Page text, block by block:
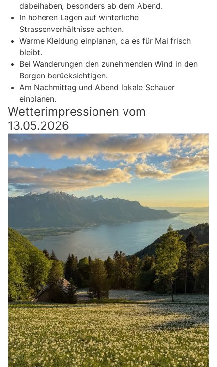
dabeihaben, besonders ab dem Abend.
In höheren Lagen auf winterliche
Strassenverhältnisse achten.
Warme Kleidung einplanen, da es für Mai frisch
bleibt.
Bei Wanderungen den zunehmenden Wind in den
Bergen berücksichtigen.
Am Nachmittag und Abend lokale Schauer
einplanen.
Wetterimpressionen vom
13.05.2026